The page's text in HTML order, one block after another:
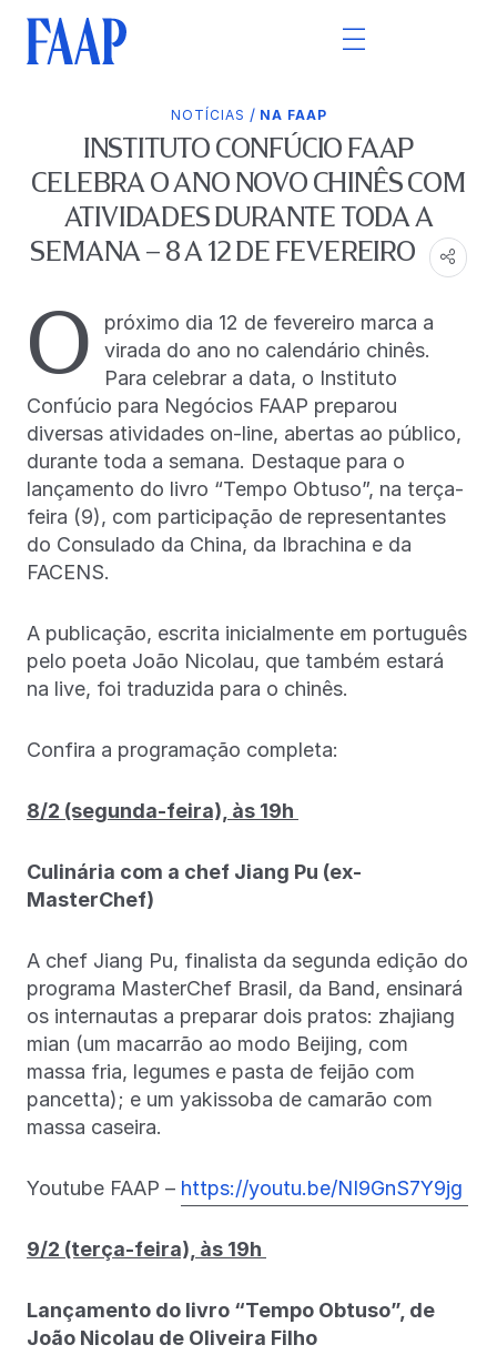
NOTÍCIAS / NA FAAP
INSTITUTO CONFÚCIO FAAP
CELEBRA O ANO NOVO CHINÊS COM
ATIVIDADES DURANTE TODA A
SEMANA – 8 A 12 DE FEVEREIRO
O
próximo dia 12 de fevereiro marca a
virada do ano no calendário chinês.
Para celebrar a data, o Instituto
Confúcio para Negócios FAAP preparou
diversas atividades on-line, abertas ao público,
durante toda a semana. Destaque para o
lançamento do livro “Tempo Obtuso”, na terça-
feira (9), com participação de representantes
do Consulado da China, da Ibrachina e da
FACENS.
A publicação, escrita inicialmente em português
pelo poeta João Nicolau, que também estará
na live, foi traduzida para o chinês.
Confira a programação completa:
8/2 (segunda-feira), às 19h
Culinária com a chef Jiang Pu (ex-
MasterChef)
A chef Jiang Pu, finalista da segunda edição do
programa MasterChef Brasil, da Band, ensinará
os internautas a preparar dois pratos: zhajiang
mian (um macarrão ao modo Beijing, com
massa fria, legumes e pasta de feijão com
pancetta); e um yakissoba de camarão com
massa caseira.
Youtube FAAP – https://youtu.be/NI9GnS7Y9jg
9/2 (terça-feira), às 19h
Lançamento do livro “Tempo Obtuso”, de
João Nicolau de Oliveira Filho